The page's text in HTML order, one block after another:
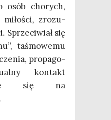
osób cho­rych,
miło­ści, zro­zu­
Sprze­ci­wiał się
taśmo­we­mu
pro­pa­go­
kon­takt
się na